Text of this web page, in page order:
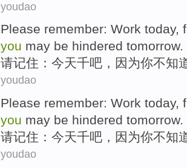
youdao
Please remember: Work today,
you may be hindered tomorrow.
请记住 ： 今天千吧， 因为你不知
youdao
Please remember: Work today,
you may be hindered tomorrow.
请记住 ： 今天千吧， 因为你不知
youdao